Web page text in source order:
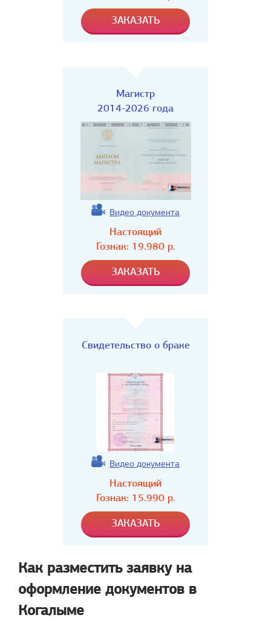
Магистр
2014-2026 года
Видео документа
Настоящий
Гознак: 19.980р.
Свидетельство о браке
Видео документа
Настоящий
Гознак: 15.990р.
Как разместить заявку на
оформление документов в
Когалыме